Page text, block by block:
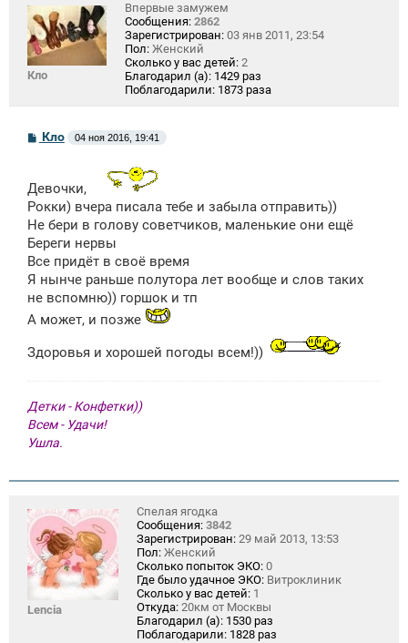
Кло
Впервые замужем
Сообщения: 2862
Зарегистрирован: 03 янв 2011, 23:54
Пол: Женский
Сколько у вас детей: 2
Благодарил (а): 1429 раз
Поблагодарили: 1873 раза
С
щ
н
и
Кло 04 ноя 2016, 19:41
Девочки,
Рокки) вчера писала тебе и забыла отправить))
Не бери в голову советчиков, маленькие они ещё
Береги нервы
Все придёт в своё время
Я нынче раньше полутора лет вообще и слов таких
не вспомню)) горшок и тп
А может, и позже
Здоровья и хорошей погоды всем!))
Детки - Конфетки))
Всем - Удачи!
Ушла.
Lencia
Спелая ягодка
Сообщения: 3842
Зарегистрирован: 29 май 2013, 13:53
Пол: Женский
Сколько попыток ЭКО: 0
Где было удачное ЭКО: Витроклиник
Сколько у вас детей: 1
Откуда: 20км от Москвы
Благодарил (а): 1530 раз
Поблагодарили: 1828 раз